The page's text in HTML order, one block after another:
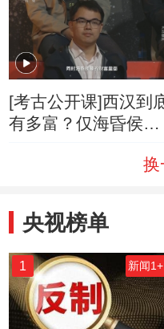
石
[考古公开课]西汉到
有多富？仅海昏侯的
换
央视榜单
1 新闻